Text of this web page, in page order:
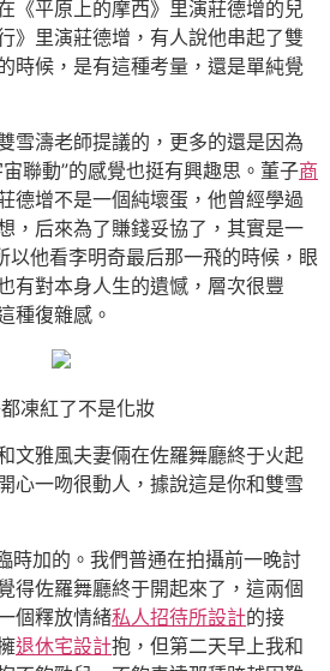
《平原上的摩西》里演莊德增的兒
》里演莊德增，有人說他串起了雙
時候，是有這種考量，還是單純覺
雪濤老師提議的，更多的還是因為
聯動”的感覺也挺有興趣思。董子商
德增不是一個純壞蛋，他曾經學過
，后來為了賺錢妥協了，其實是一
以他看李明奇最后那一飛的時候，眼
有對本身人生的遺憾，層次很豐
種復雜感。
凍紅了不是化妝
文雅風夫妻倆在佐羅舞廳終于火起
心一吻很動人，據說這是你和雙雪
時加的。我們普通在拍攝前一晚討
得佐羅舞廳終于開起來了，這兩個
個釋放情緒私人招待所設計的接
退休宅設計抱，但第二天早上我和